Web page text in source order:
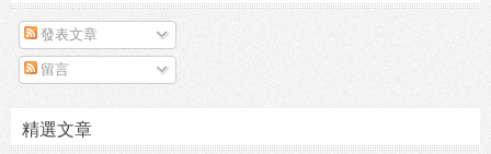
發表文章
留言
精選文章